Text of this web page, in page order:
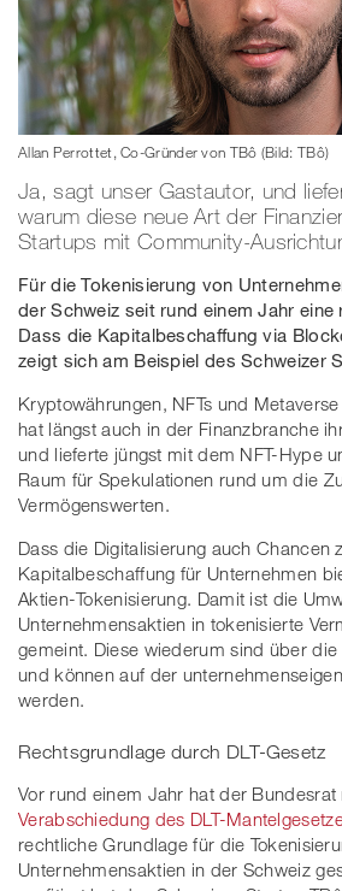
Allan Perrottet, Co-Gründer von TBô (Bild: TBô)
Ja, sagt unser Gastautor, und
warum diese neue Art der
Startups mit Community-
Für die Tokenisierung von
der Schweiz seit rund einem Jahr eine
Dass die Kapitalbeschaffung via
zeigt sich am Beispiel des Schweizer
Kryptowährungen, NFTs und
hat längst auch in der Finanzbranche
und lieferte jüngst mit dem NFT-Hype
Raum für Spekulationen rund um die
Vermögenswerten.
Dass die Digitalisierung auch Chancen
Kapitalbeschaffung für Unternehmen
Aktien-Tokenisierung. Damit ist die
Unternehmensaktien in tokenisierte
gemeint. Diese wiederum sind über
und können auf der
werden.
Rechtsgrundlage durch DLT-Gesetz
Vor rund einem Jahr hat der Bundesrat
Verabschiedung des DLT-Mantelgesetz
rechtliche Grundlage für die
Unternehmensaktien in der Schweiz